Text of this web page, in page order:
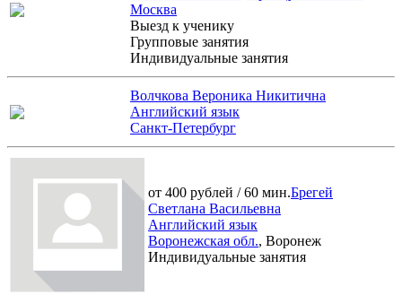
Москва
Выезд к ученику
Групповые занятия
Индивидуальные занятия
Волчкова Вероника Никитична
Английский язык
Санкт-Петербург
от 400 рублей / 60 мин.Брегей
Светлана Васильевна
Английский язык
Воронежская обл., Воронеж
Индивидуальные занятия